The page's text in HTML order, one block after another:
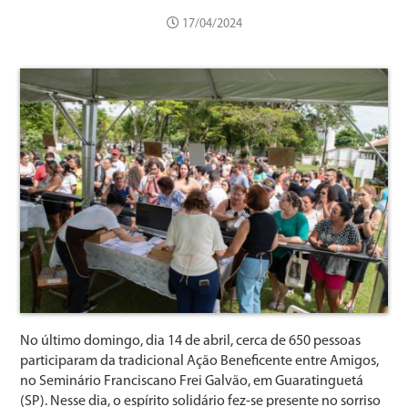
17/04/2024
No último domingo, dia 14 de abril, cerca de 650 pessoas
participaram da tradicional Ação Beneficente entre Amigos,
no Seminário Franciscano Frei Galvão, em Guaratinguetá
(SP). Nesse dia, o espírito solidário fez-se presente no sorriso